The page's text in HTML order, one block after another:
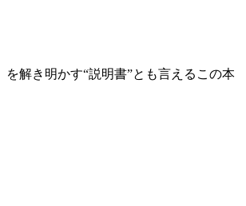
解き明かす“説明書”とも言えるこの本